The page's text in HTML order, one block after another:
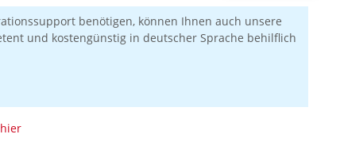
benötigen, können Ihnen auch unsere
und kostengünstig in deutscher Sprache behilflich
hier